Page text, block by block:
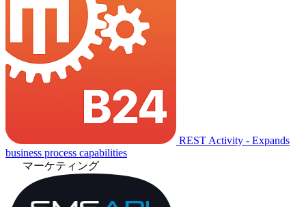
REST Activity - Expands
business process capabilities
マーケティング